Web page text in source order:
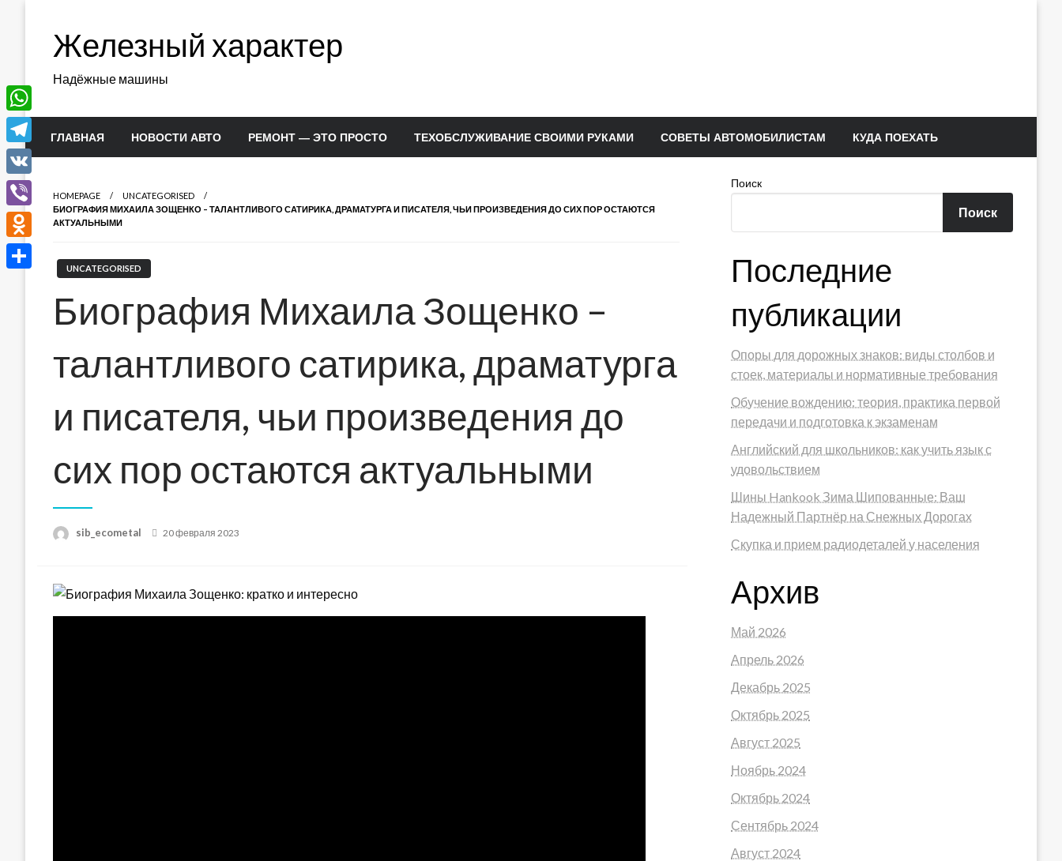
содержимомуЖелезный характер
Надёжные машины
ГЛАВНАЯ НОВОСТИ АВТО РЕМОНТ — ЭТО ПРОСТО ТЕХОБСЛУЖИВАНИЕ СВОИМИ РУКАМИ СОВЕТЫ АВТОМОБИЛИСТАМ КУДА ПОЕХАТЬ
HOMEPAGE
UNCATEGORISED
БИОГРАФИЯ МИХАИЛА ЗОЩЕНКО – ТАЛАНТЛИВОГО САТИРИКА, ДРАМАТУРГА И ПИСАТЕЛЯ, ЧЬИ ПРОИЗВЕДЕНИЯ ДО СИХ ПОР ОСТАЮТСЯ
АКТУАЛЬНЫМИ
UNCATEGORISED
Биография Михаила Зощенко –
талантливого сатирика, драматурга
и писателя, чьи произведения до
сих пор остаются актуальными
sib_ecometal
Posted
20 февраля 2023
Поиск
Поиск
Последние
публикации
Опоры для дорожных знаков: виды столбов и
стоек, материалы и нормативные требования
Обучение вождению: теория, практика первой
передачи и подготовка к экзаменам
Английский для школьников: как учить язык с
удовольствием
Шины Hankook Зима Шипованные: Ваш
Надежный Партнёр на Снежных Дорогах
Скупка и прием радиодеталей у населения
Архив
Май 2026
Апрель 2026
Декабрь 2025
Октябрь 2025
Август 2025
Ноябрь 2024
Октябрь 2024
Сентябрь 2024
Август 2024
WhatsApp
Telegram
VK
Viber
Odnoklassniki
Отправить